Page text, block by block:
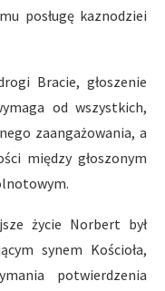
posługę kaznodziei
Bracie, głoszenie
od wszystkich,
zaangażowania, a
między głoszonym
życie Norbert był
synem Kościoła,
potwierdzenia